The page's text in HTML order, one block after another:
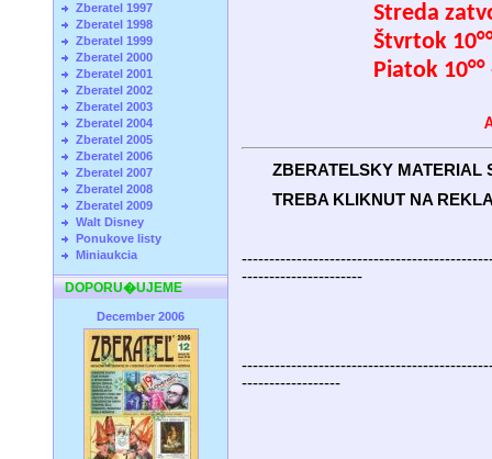
Zberatel 1997
Zberatel 1998
Zberatel 1999
Zberatel 2000
Zberatel 2001
Zberatel 2002
Zberatel 2003
Zberatel 2004
Zberatel 2005
Zberatel 2006
Zberatel 2007
Zberatel 2008
Zberatel 2009
Walt Disney
Ponukove listy
Miniaukcia
DOPORU�UJEME
December 2006
Streda
Štvrtok
Piatok 10°°
ZBERATELSKY MATERIAL
TREBA KLIKNUT NA
----------------------
------------------